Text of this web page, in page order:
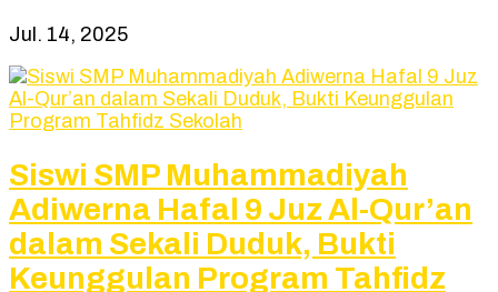
Jul. 14, 2025
Siswi SMP Muhammadiyah
Adiwerna Hafal 9 Juz Al-Qur’an
dalam Sekali Duduk, Bukti
Keunggulan Program Tahfidz